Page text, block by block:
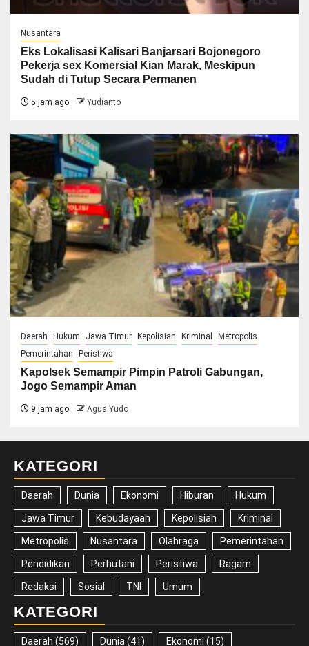
Nusantara
Eks Lokalisasi Kalisari Banjarsari Bojonegoro
Pekerja sex Komersial Kian Marak, Meskipun
Sudah di Tutup Secara Permanen
5 jam ago Yudianto
Daerah Hukum Jawa Timur Kepolisian Kriminal
Metropolis
Pemerintahan
Peristiwa
Kapolsek Semampir Pimpin Patroli Gabungan,
Jogo Semampir Aman
9 jam ago Agus Yudo
KATEGORI
Daerah Dunia Ekonomi Hiburan Hukum
Jawa Timur Kebudayaan Kepolisian Kriminal
Metropolis Nusantara Olahraga Pemerintahan
Pendidikan Perhutani Peristiwa Ragam
Redaksi Sosial TNI Umum
KATEGORI
Daerah (569) Dunia (41) Ekonomi (15)